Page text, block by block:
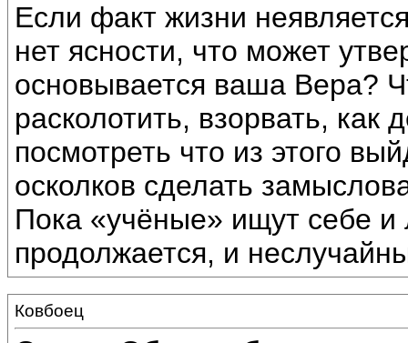
Если факт жизни
нет ясности, что может
основывается ваша Вера?
расколотить, взорвать,
посмотреть что из этого
осколков сделать
Пока «учёные» ищут себе
продолжается, и
Ковбоец